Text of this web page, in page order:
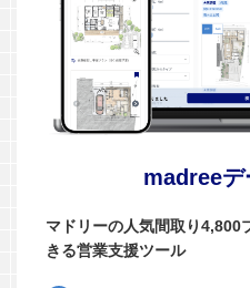
madreeデ
マドリーの人気間取り4,800
きる営業支援ツール